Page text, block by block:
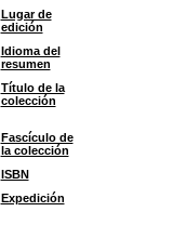
Lugar de
edición
Idioma del
resumen
Título de la
colección
Fascículo de
la colección
ISBN
Expedición